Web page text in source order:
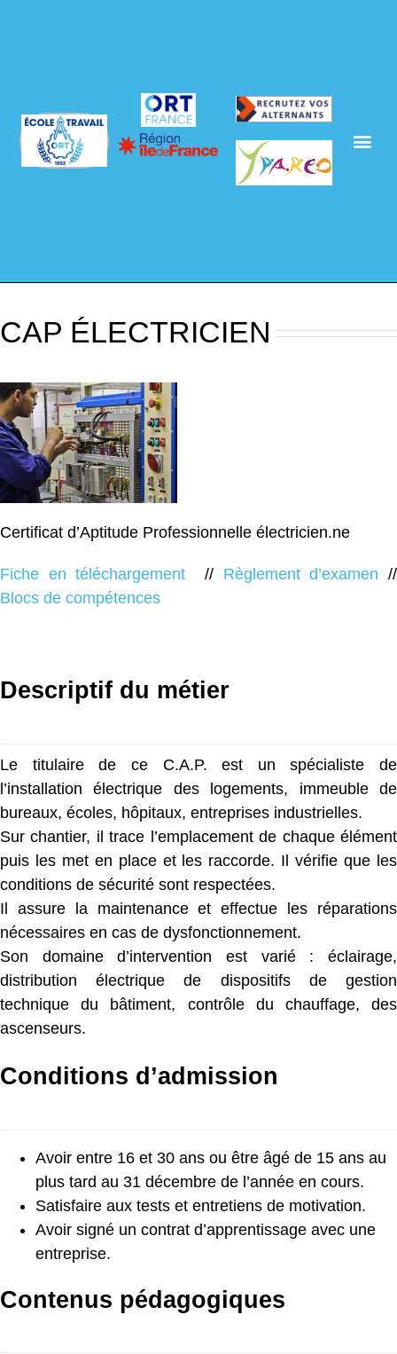
CAP ÉLECTRICIEN
Certificat d’Aptitude Professionnelle électricien.ne
Fiche en téléchargement // Règlement d’examen //
Blocs de compétences
Descriptif du métier
Le titulaire de ce C.A.P. est un spécialiste de
l’installation électrique des logements, immeuble de
bureaux, écoles, hôpitaux, entreprises industrielles.
Sur chantier, il trace l’emplacement de chaque élément
puis les met en place et les raccorde. Il vérifie que les
conditions de sécurité sont respectées.
Il assure la maintenance et effectue les réparations
nécessaires en cas de dysfonctionnement.
Son domaine d’intervention est varié : éclairage,
distribution électrique de dispositifs de gestion
technique du bâtiment, contrôle du chauffage, des
ascenseurs.
Conditions d’admission
Avoir entre 16 et 30 ans ou être âgé de 15 ans au
plus tard au 31 décembre de l’année en cours.
Satisfaire aux tests et entretiens de motivation.
Avoir signé un contrat d’apprentissage avec une
entreprise.
Contenus pédagogiques